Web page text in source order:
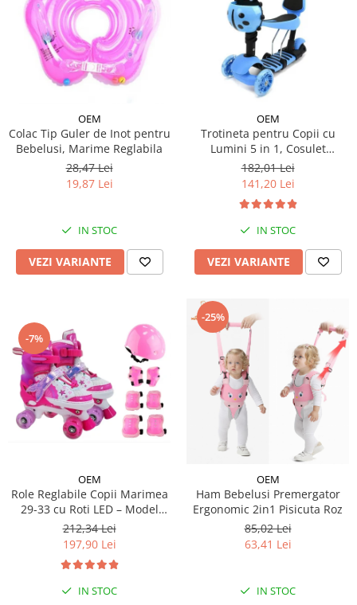
OEM
Colac Tip Guler de Inot pentru
Bebelusi, Marime Reglabila
28,47 Lei
19,87 Lei
IN STOC
VEZI VARIANTE
OEM
Trotineta pentru Copii cu
Lumini 5 in 1, Cosulet
Buburuza, Maner de Impins
fara Pedale
182,01 Lei
141,20 Lei
IN STOC
VEZI VARIANTE
-7%
OEM
Role Reglabile Copii Marimea
29-33 cu Roti LED – Model
Sirena, SET PROTECTIE
INCLUS
212,34 Lei
197,90 Lei
IN STOC
-25%
OEM
Ham Bebelusi Premergator
Ergonomic 2in1 Pisicuta Roz
85,02 Lei
63,41 Lei
IN STOC